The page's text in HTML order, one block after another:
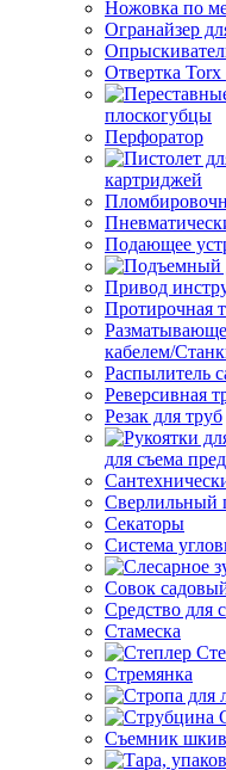
Ножовка по
Огранайзер
Отвертка Torx
плоскогубцы
Перфоратор
картриджей
Подающее
Привод
Протирочная
кабелем/
Распылитель
Реверсивная
Резак для труб
для съема
Сверлильный
Секаторы
Система
Совок
Средство для
Стамеска
Стремянка
Съемник